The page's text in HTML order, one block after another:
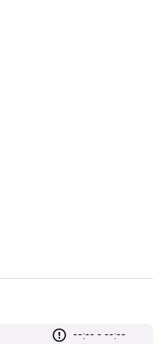
--:-- - --:--